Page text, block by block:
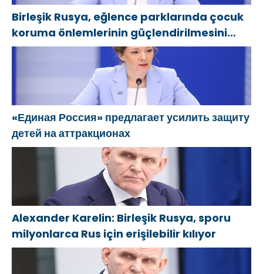
İlham Aliyev’i
aradı
bölgesindeki
gönüllülere
teşekkür etti
Birleşik Rusya, eğlence parklarında çocuk
koruma önlemlerinin güçlendirilmesini
öneriyor
«Единая Россия» предлагает усилить защиту
детей на аттракционах
Alexander Karelin: Birleşik Rusya, sporu
milyonlarca Rus için erişilebilir kılıyor